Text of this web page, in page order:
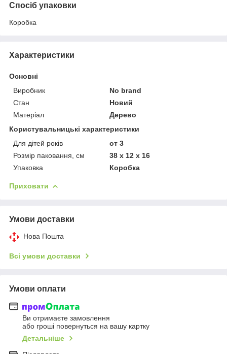
Спосіб упаковки
Коробка
Характеристики
Основні
Виробник
No brand
Стан
Новий
Матеріал
Дерево
Користувальницькі характеристики
Для дітей років
от 3
Розмір паковання, см
38 x 12 x 16
Упаковка
Коробка
Приховати
Умови доставки
Нова Пошта
Всі умови доставки
Умови оплати
Ви отримаєте замовлення
або гроші повернуться на вашу картку
Детальніше